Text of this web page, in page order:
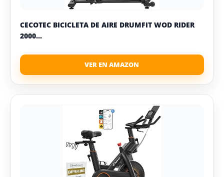
CECOTEC BICICLETA DE AIRE DRUMFIT WOD RIDER
2000...